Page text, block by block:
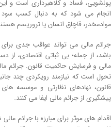
پولشویی، فساد و کلاهبرداری است و
انجام می ­شود که به دنبال کسب سود
موادمخدر، قاچاق انسان یا تروریسم
جرائم مالی می تواند عواقب جدی
باشد، از جمله؛ بی­ ثباتی اقتصادی،
مالی و فرسایش حاکمیت قانون. جرائم
تحول است که نیازمند رویکردی چند
قانون، نهادهای نظارتی و موسسه
پیشگیری از جرائم مالی ایفا می­ کنند.
اقدام­ های موثر برای مبارزه با جرائم